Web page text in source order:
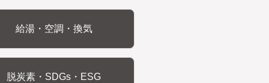
給湯・空調・換気
脱炭素・SDGs・ESG